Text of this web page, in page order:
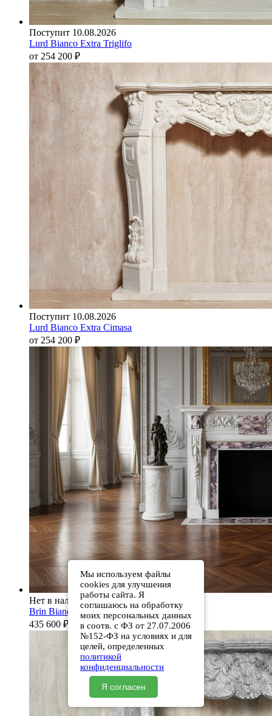
Поступит 10.08.2026
Lurd Bianco Extra Triglifo
от 254 200 ₽
Поступит 10.08.2026
Lurd Bianco Extra Cimasa
от 254 200 ₽
Нет в наличии
Brin Bianco Extra
435 600 ₽
Мы используем файлы
cookies для улучшения
работы сайта. Я
соглашаюсь на обработку
моих персональных данных
в соотв. с ФЗ от 27.07.2006
№152-ФЗ на условиях и для
целей, определенных
политикой
конфиденциальности
Я согласен